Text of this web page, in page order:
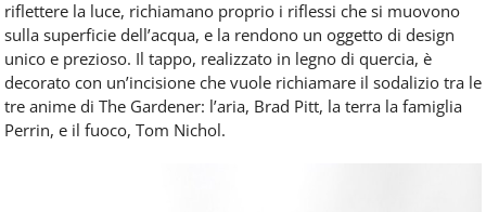
riflettere la luce, richiamano proprio i riflessi che si muovono
sulla superficie dell’acqua, e la rendono un oggetto di design
unico e prezioso. Il tappo, realizzato in legno di quercia, è
decorato con un’incisione che vuole richiamare il sodalizio tra le
tre anime di The Gardener: l’aria, Brad Pitt, la terra la famiglia
Perrin, e il fuoco, Tom Nichol.